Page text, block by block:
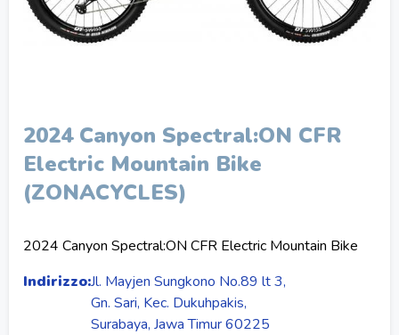
2024 Canyon Spectral:ON CFR
Electric Mountain Bike
(ZONACYCLES)
2024 Canyon Spectral:ON CFR Electric Mountain Bike
Indirizzo:Jl. Mayjen Sungkono No.89 lt 3,
Gn. Sari, Kec. Dukuhpakis,
Surabaya, Jawa Timur 60225